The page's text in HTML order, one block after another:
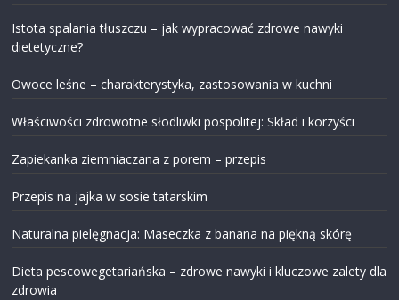
Istota spalania tłuszczu – jak wypracować zdrowe nawyki
dietetyczne?
Owoce leśne – charakterystyka, zastosowania w kuchni
Właściwości zdrowotne słodliwki pospolitej: Skład i korzyści
Zapiekanka ziemniaczana z porem – przepis
Przepis na jajka w sosie tatarskim
Naturalna pielęgnacja: Maseczka z banana na piękną skórę
Dieta pescowegetariańska – zdrowe nawyki i kluczowe zalety dla
zdrowia